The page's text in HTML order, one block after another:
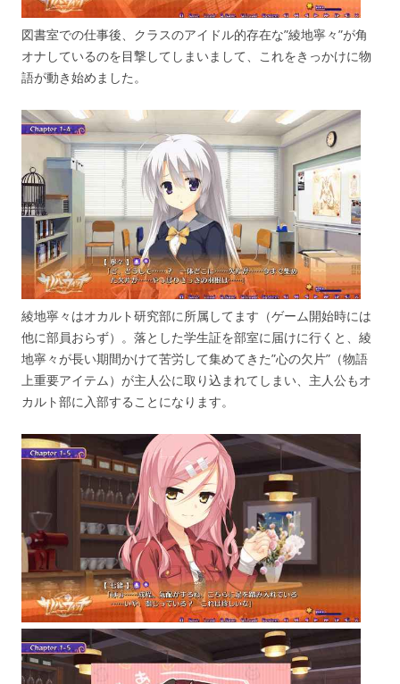
図書室での仕事後、クラスのアイドル的存在な”綾地寧々”が角
オナしているのを目撃してしまいまして、これをきっかけに物
語が動き始めました。
綾地寧々はオカルト研究部に所属してます（ゲーム開始時には
他に部員おらず）。落とした学生証を部室に届けに行くと、綾
地寧々が長い期間かけて苦労して集めてきた”心の欠片”（物語
上重要アイテム）が主人公に取り込まれてしまい、主人公もオ
カルト部に入部することになります。